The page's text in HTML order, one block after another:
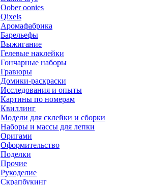
Oober oonies
Qixels
Аромафабрика
Барельефы
Выжигание
Гелевые наклейки
Гончарные наборы
Гравюры
Домики-раскраски
Исследования и опыты
Картины по номерам
Квиллинг
Модели для склейки и сборки
Наборы и массы для лепки
Оригами
Оформительство
Поделки
Прочие
Рукоделие
Скрапбукинг